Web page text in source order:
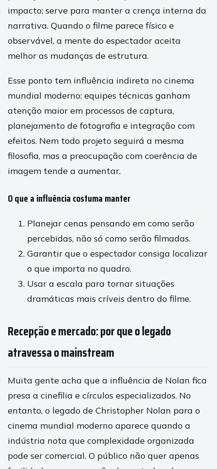
impacto; serve para manter a crença interna da
narrativa. Quando o filme parece físico e
observável, a mente do espectador aceita
melhor as mudanças de estrutura.
Esse ponto tem influência indireta no cinema
mundial moderno: equipes técnicas ganham
atenção maior em processos de captura,
planejamento de fotografia e integração com
efeitos. Nem todo projeto seguirá a mesma
filosofia, mas a preocupação com coerência de
imagem tende a aumentar.
O que a influência costuma manter
Planejar cenas pensando em como serão
percebidas, não só como serão filmadas.
Garantir que o espectador consiga localizar
o que importa no quadro.
Usar a escala para tornar situações
dramáticas mais críveis dentro do filme.
Recepção e mercado: por que o legado
atravessa o mainstream
Muita gente acha que a influência de Nolan fica
presa a cinefilia e círculos especializados. No
entanto, o legado de Christopher Nolan para o
cinema mundial moderno aparece quando a
indústria nota que complexidade organizada
pode ser comercial. O público não quer apenas